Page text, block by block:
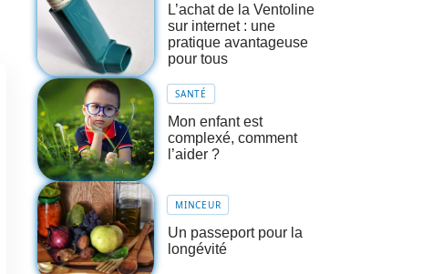
L’achat de la Ventoline
sur internet : une
pratique avantageuse
pour tous
SANTÉ
Mon enfant est
complexé, comment
l’aider ?
MINCEUR
Un passeport pour la
longévité